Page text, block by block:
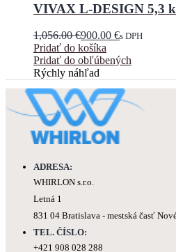
VIVAX L-DESIGN 5,3
1,056.00€900.00 €s DPH
Pridať do košíka
Pridať do obľúbených
Rýchly náhľad
ADRESA:
WHIRLON s.r.o.
Letná 1
831 04 Bratislava - mestská časť
TEL. ČÍSLO:
+421 908 028 288